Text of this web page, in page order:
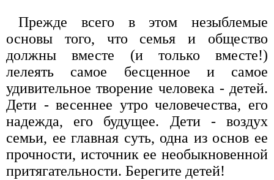
Прежде всего в этом незыблемые
основы того, что семья и общество
должны вместе (и только вместе!)
лелеять самое бесценное и самое
удивительное творение человека - детей.
Дети - весеннее утро человечества, его
надежда, его будущее. Дети - воздух
семьи, ее главная суть, одна из основ ее
прочности, источник ее необыкновенной
притягательности. Берегите детей!